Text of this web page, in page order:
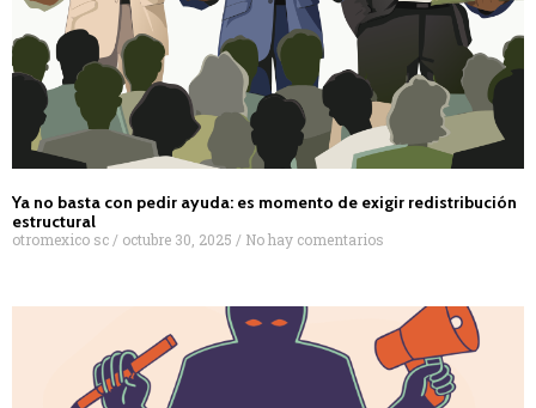
Ya no basta con pedir ayuda: es momento de exigir redistribución
estructural
otromexico sc octubre 30, 2025 No hay comentarios